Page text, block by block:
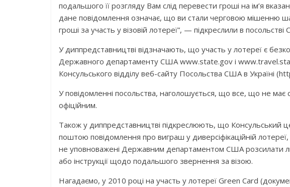
подальшого її розгляду Вам слід перевести гроші на ім’я
дане повідомлення означає, що ви стали черговою мішенню
гроші за участь у візовій лотереї”, — підкреслили в посольстві
У диппредставництві відзначають, що участь у лотереї є
Державного департаменту США www.state.gov і
Консульського відділу веб-сайту Посольства США в Україні
У повідомленні посольства, наголошується, що все, що не має
офіційним.
Також у диппредставництві підкреслюють, що Консульський
поштою повідомлення про виграш у диверсіфікаційній лотереї, і
не уповноважені Державним департаментом США розсилати
або інструкції щодо подальшого звернення за візою.
Нагадаємо, у 2010 році на участь у лотереї Green Card